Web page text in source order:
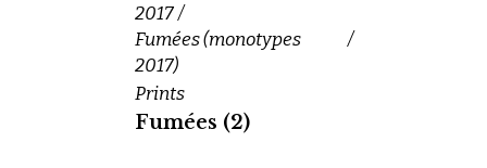
2017
Fumées (monotypes
2017)
Prints
Fumées (2)